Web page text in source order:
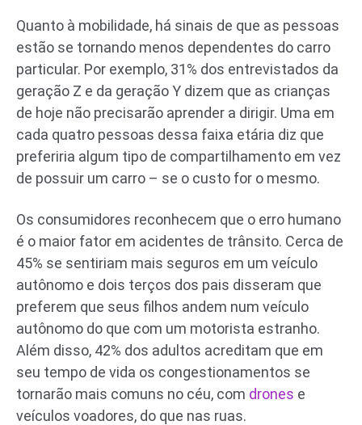
Quanto à mobilidade, há sinais de que as pessoas
estão se tornando menos dependentes do carro
particular. Por exemplo, 31% dos entrevistados da
geração Z e da geração Y dizem que as crianças
de hoje não precisarão aprender a dirigir. Uma em
cada quatro pessoas dessa faixa etária diz que
preferiria algum tipo de compartilhamento em vez
de possuir um carro – se o custo for o mesmo.
Os consumidores reconhecem que o erro humano
é o maior fator em acidentes de trânsito. Cerca de
45% se sentiriam mais seguros em um veículo
autônomo e dois terços dos pais disseram que
preferem que seus filhos andem num veículo
autônomo do que com um motorista estranho.
Além disso, 42% dos adultos acreditam que em
seu tempo de vida os congestionamentos se
tornarão mais comuns no céu, com drones e
veículos voadores, do que nas ruas.